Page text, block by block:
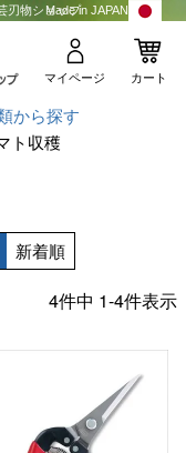
刃物ショップMade in JAPAN
マイページ カート
から探す
ト収穫
新着順
4件中 1-4件表示